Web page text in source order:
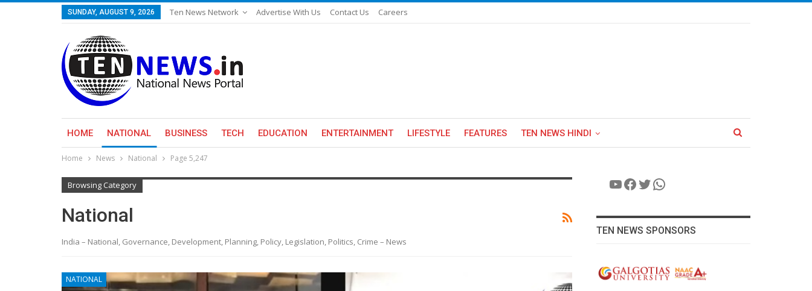
SUNDAY, AUGUST 9, 2026 Ten News Network Advertise With Us Contact Us Careers
HOME NATIONAL BUSINESS TECH EDUCATION ENTERTAINMENT LIFESTYLE FEATURES TEN NEWS HINDI
Home News National Page 5,247
Browsing Category
National
India – National, Governance, Development, Planning, Policy, Legislation, Politics, Crime – News
NATIONAL
YouTube
Facebook
Twitter
WhatsApp
TEN NEWS SPONSORS